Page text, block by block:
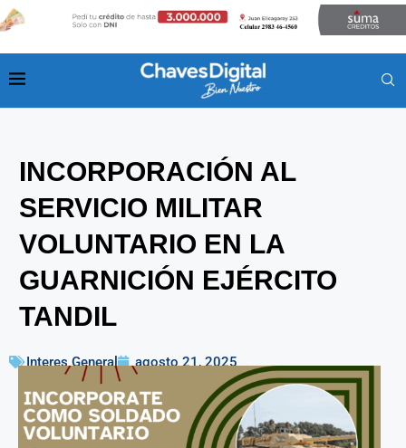
INCORPORACIÓN AL
SERVICIO MILITAR
VOLUNTARIO EN LA
GUARNICIÓN EJÉRCITO
TANDIL
Interes General agosto 21, 2025